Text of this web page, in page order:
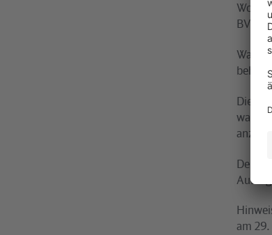
Wo? -
BVG
Was?
Die
Der S-
am